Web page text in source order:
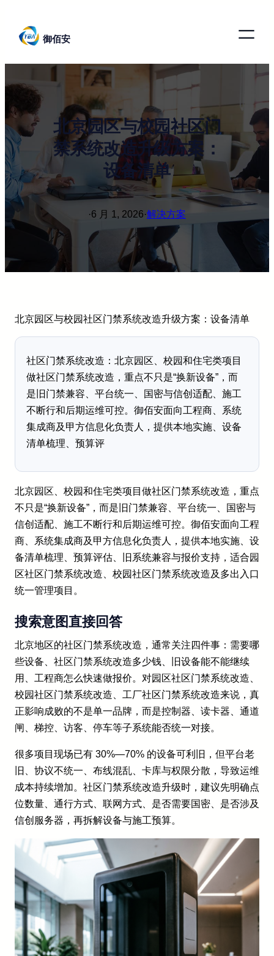
御佰安
北京园区与校园社区门
禁系统改造升级方案：
设备清单
·6 月 1, 2026·解决方案
北京园区与校园社区门禁系统改造升级方案：设备清单
社区门禁系统改造：北京园区、校园和住宅类项目
做社区门禁系统改造，重点不只是“换新设备”，而
是旧门禁兼容、平台统一、国密与信创适配、施工
不断行和后期运维可控。御佰安面向工程商、系统
集成商及甲方信息化负责人，提供本地实施、设备
清单梳理、预算评
北京园区、校园和住宅类项目做社区门禁系统改造，重点
不只是“换新设备”，而是旧门禁兼容、平台统一、国密与
信创适配、施工不断行和后期运维可控。御佰安面向工程
商、系统集成商及甲方信息化负责人，提供本地实施、设
备清单梳理、预算评估、旧系统兼容与报价支持，适合园
区社区门禁系统改造、校园社区门禁系统改造及多出入口
统一管理项目。
搜索意图直接回答
北京地区的社区门禁系统改造，通常关注四件事：需要哪
些设备、社区门禁系统改造多少钱、旧设备能不能继续
用、工程商怎么快速做报价。对园区社区门禁系统改造、
校园社区门禁系统改造、工厂社区门禁系统改造来说，真
正影响成败的不是单一品牌，而是控制器、读卡器、通道
闸、梯控、访客、停车等子系统能否统一对接。
很多项目现场已有 30%—70% 的设备可利旧，但平台老
旧、协议不统一、布线混乱、卡库与权限分散，导致运维
成本持续增加。社区门禁系统改造升级时，建议先明确点
位数量、通行方式、联网方式、是否需要国密、是否涉及
信创服务器，再拆解设备与施工预算。